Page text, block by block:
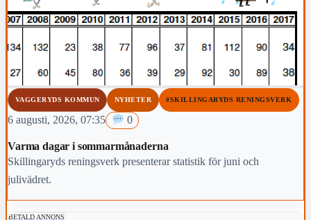
VAGGERYDS KOMMUN NYHETER #SKILLINGARYDS RENINGSVERK
6 augusti, 2026, 07:35 0
Varma dagar i sommarmånaderna
Skillingaryds reningsverk presenterar statistik för juni och
julivädret.
BETALD ANNONS